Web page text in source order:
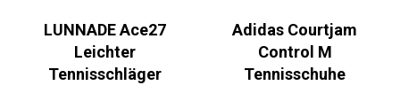
LUNNADE Ace27
Leichter
Tennisschläger
Adidas Courtjam
Control M
Tennisschuhe